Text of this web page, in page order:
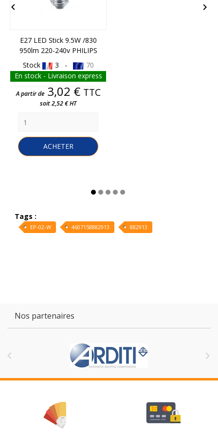
E27 LED Stick 9.5W /830
950lm 220-240v PHILIPS
Stock
3 -
70
En stock - Livraison express
Prix
A partir de 3,02 € TTC
soit 2,52 € HT
ACHETER
 
Tags :
EP-02-W 4607158882913 882913
Nos partenaires
 